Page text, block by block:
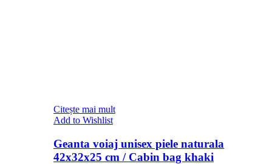
Citește mai mult
Add to Wishlist
Geanta voiaj unisex piele naturala
42x32x25 cm / Cabin bag khaki